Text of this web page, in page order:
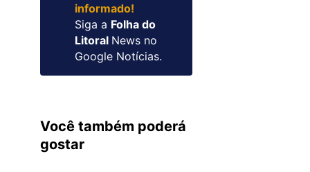
informado!
Siga a Folha do
Litoral News no
Google Notícias.
Você também poderá
gostar